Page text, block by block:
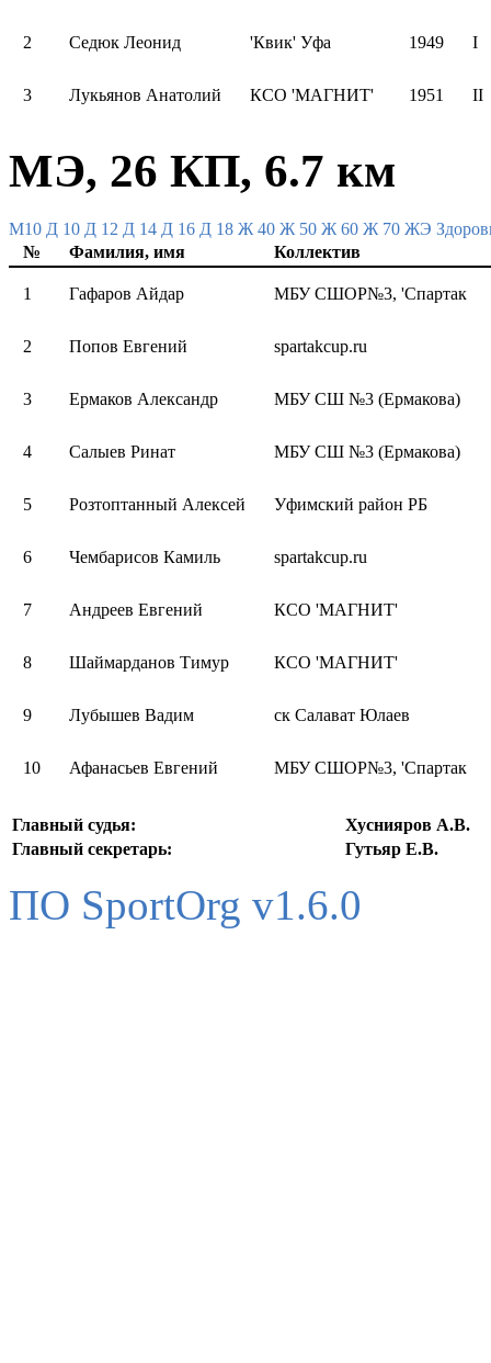
2 Седюк Леонид 'Квик' Уфа 1949 I
3 Лукьянов Анатолий КСО 'МАГНИТ' 1951 II
МЭ, 26 КП, 6.7 км
M10 Д 10 Д 12 Д 14 Д 16 Д 18 Ж 40 Ж 50 Ж 60 Ж 70 ЖЭ
№
Фамилия, имя Коллектив
1 Гафаров Айдар МБУ СШОР№3, 'Спартак
2 Попов Евгений spartakcup.ru
3 Ермаков Александр МБУ СШ №3 (Ермакова)
4 Салыев Ринат МБУ СШ №3 (Ермакова)
5 Розтоптанный Алексей Уфимский район РБ
6 Чембарисов Камиль spartakcup.ru
7 Андреев Евгений КСО 'МАГНИТ'
8 Шаймарданов Тимур КСО 'МАГНИТ'
9 Лубышев Вадим ск Салават Юлаев
10 Афанасьев Евгений МБУ СШОР№3, 'Спартак
Главный судья:
Хуснияров А.В.
Главный секретарь:
Гутьяр Е.В.
ПО SportOrg v1.6.0